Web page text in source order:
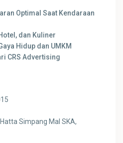
Optimal Saat Kendaraan
dan Kuliner
Hidup dan UMKM
CRS Advertising
Simpang Mal SKA,